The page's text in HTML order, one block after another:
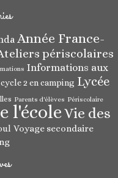
Année France-
périscolaires
Informations aux
2 en camping Lycée
Parents d'élèves Périscolaire
l'écoleVie des
Voyage secondaire